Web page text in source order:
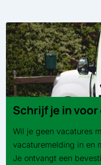
Schrijf je in
Wil je geen vacatures
vacaturemelding in en
Je ontvangt een